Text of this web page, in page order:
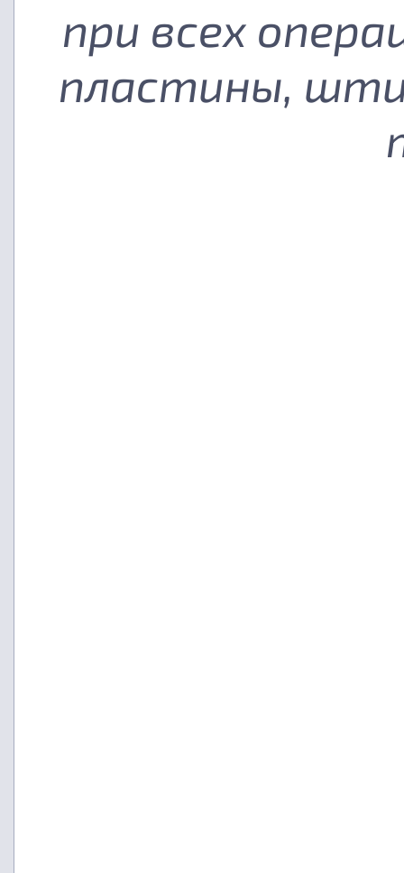
при всех
пластины,